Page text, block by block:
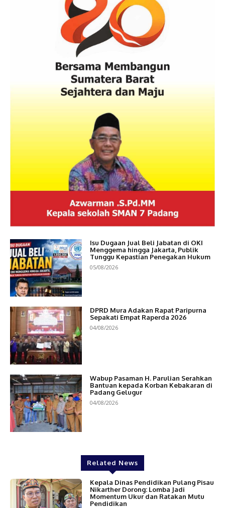
Isu Dugaan Jual Beli Jabatan di OKI
Menggema hingga Jakarta, Publik
Tunggu Kepastian Penegakan Hukum
05/08/2026
DPRD Mura Adakan Rapat Paripurna
Sepakati Empat Raperda 2026
04/08/2026
Wabup Pasaman H. Parulian Serahkan
Bantuan kepada Korban Kebakaran di
Padang Gelugur
04/08/2026
Related News
Kepala Dinas Pendidikan Pulang Pisau
Nikarther Dorong: Lomba Jadi
Momentum Ukur dan Ratakan Mutu
Pendidikan